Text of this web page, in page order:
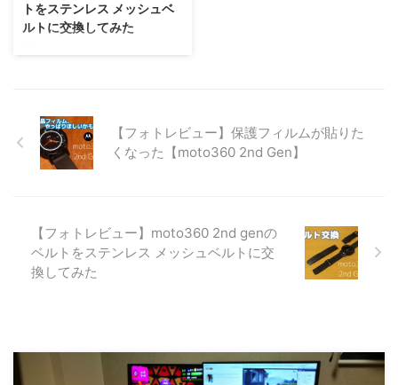
トをステンレス メッシュベ
ルトに交換してみた
【フォトレビュー】保護フィルムが貼りた
くなった【moto360 2nd Gen】
【フォトレビュー】moto360 2nd genの
ベルトをステンレス メッシュベルトに交
換してみた